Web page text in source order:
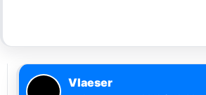
Vlaeser